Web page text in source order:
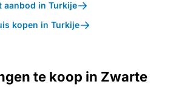
aanbod in Turkije
kopen in Turkije
te koop in Zwarte